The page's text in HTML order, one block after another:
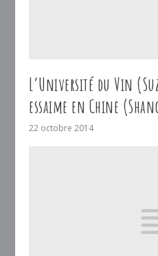
L’Université du Vin
essaime en Chine
22 octobre 2014